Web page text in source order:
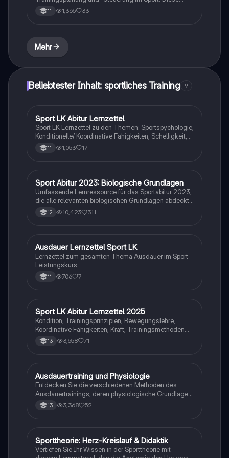
Präsentation bietet einen umfassenden Überblick über
die Phasen des Trainingsprozesses, von der
Leistungsdiagnostik, Periodisierung und
Nachbereitung für die Entwicklung individueller
Höchstleistungen. Ideal für Sportpädagogen und
11 1,365 33
Mehr
Beliebtester Inhalt: sportliches Training 9
Sport
Sport LK Abitur Lernzettel
Sport LK Lernzettel zu den Themen: Sportspychologie,
Konditionelle/ Koordinative Fahigkeiten, Schelligkeit,
Ausdauer, Sportbiologie, Techniktraining,
Taktiktraining, Trainingsaufbau, Bewegungslehre,
11 1,053 17
Sport
Sport Abitur 2023: Biologische Grundlagen
Umfassende Lernressource für das Sportabitur 2023,
die alle relevanten biologischen Grundlagen abdeckt,
einschließlich Muskel- und Herz-Kreislaufsystem,
Bewegungslehre, Lern- und Motivationstheorien
komplexer sportwissenschaftlicher Konzepte.
12 10,423 311
Sport
Ausdauer Lernzettel Sport LK
Lernzettel zum gesamten Thema Ausdauer im Sport
Leistungskurs
11 706 7
Sport
Sport LK Abitur Lernzettel 2025
Kondition, Trainingsprinzipien, Bewegungslehre,
Koordinative Fähigkeiten, Kraft, Trainingsmethoden
Kraft&Ausdauer, Motivation&Gesundheitskonzepte,
Motorisches Lernen&Bewegungssteuerung, Sport &
13 3,558 71
Sport
Ausdauertraining und Physiologie
Entdecken Sie die verschiedenen Methoden des
Ausdauertrainings, deren physiologische Grundlagen
und Trainingseffekte. Diese Zusammenfassung
behandelt die Dauermethoden, Intervallmethoden und
Schüler, die sich auf das Abitur vorbereiten. Enthält
wichtige Konzepte wie aerobe und anaerobe
Schwellen, Trainingsprinzipien und die Rolle von
13 3,368 52
Sport
Sporttheorie: Herz-Kreislauf & Didaktik
Vertiefen Sie Ihr Wissen in der Sporttheorie mit